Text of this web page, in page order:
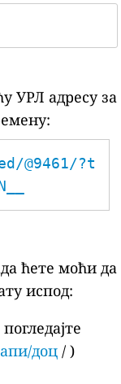
УРЛ адресу за
@9461/?t
ћете моћи да
испод:
доц / )